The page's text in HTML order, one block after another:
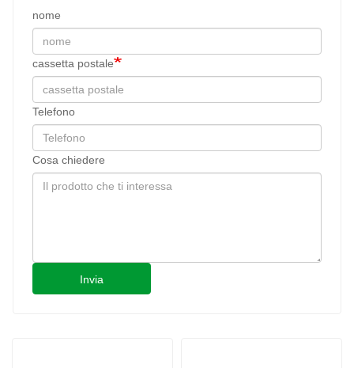
nome
cassetta postale
Telefono
Cosa chiedere
Invia